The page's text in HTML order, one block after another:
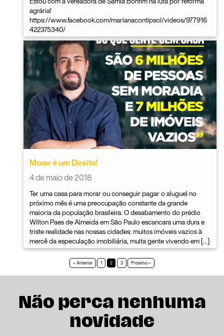
agrária!
https://www.facebook.com/marianacontipsol/videos/977916
422375340/
Morar é um Direito!
4 de maio de 2018
Ter uma casa para morar ou conseguir pagar o aluguel no
próximo mês é uma preocupação constante da grande
maioria da população brasileira. O desabamento do prédio
Wilton Paes de Almeida em São Paulo escancara uma dura e
triste realidade nas nossas cidades: muitos imóveis vazios à
mercê da especulação imobiliária, muita gente vivendo em […]
« Anterior 1 2 3 Próximo »
Não perca nenhuma
novidade